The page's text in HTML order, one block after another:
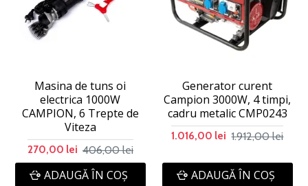
Masina de tuns oi
electrica 1000W
CAMPION, 6 Trepte de
Viteza
270,00 lei 406,00 lei
ADAUGĂ ÎN COŞ
Generator curent
Campion 3000W, 4 timpi,
cadru metalic CMP0243
1.016,00 lei 1.912,00 lei
ADAUGĂ ÎN COŞ